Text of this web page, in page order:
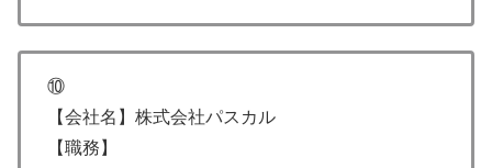
⑩
【会社名】株式会社パスカル
【職務】